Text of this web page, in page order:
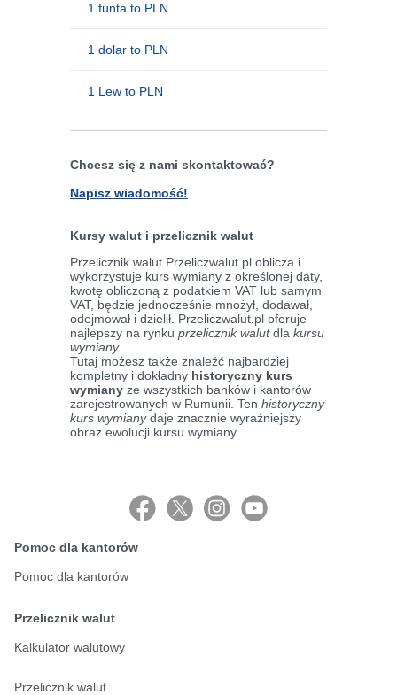
1 funta to PLN
1 dolar to PLN
1 Lew to PLN
Chcesz się z nami skontaktować?
Napisz wiadomość!
Kursy walut i przelicznik walut
Przelicznik walut Przeliczwalut.pl oblicza i
wykorzystuje kurs wymiany z określonej daty,
kwotę obliczoną z podatkiem VAT lub samym
VAT, będzie jednocześnie mnożył, dodawał,
odejmował i dzielił. Przeliczwalut.pl oferuje
najlepszy na rynku przelicznik walutdla kursu
wymiany.
Tutaj możesz także znaleźć najbardziej
kompletny i dokładny historyczny kurs
wymiany ze wszystkich banków i kantorów
zarejestrowanych w Rumunii. Ten historyczny
kurs wymianydaje znacznie wyraźniejszy
obraz ewolucji kursu wymiany.
Pomoc dla kantorów
Pomoc dla kantorów
Przelicznik walut
Kalkulator walutowy
Przelicznik walut